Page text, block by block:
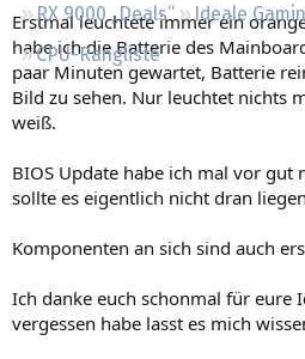
RX 9000 „Deals“
Ideale
CPU-Rangliste
Erstmal leuchtete immer ein
habe ich die Batterie des
paar Minuten gewartet, Batterie
Bild zu sehen. Nur leuchtet nichts
weiß.
BIOS Update habe ich mal vor gut
sollte es eigentlich nicht dran
Komponenten an sich sind auch
Ich danke euch schonmal für eure
vergessen habe lasst es mich